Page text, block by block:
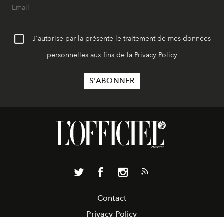
J'autorise par la présente le traitement de mes données
personnelles aux fins de la Privacy Policy
Contact
Privacy Policy